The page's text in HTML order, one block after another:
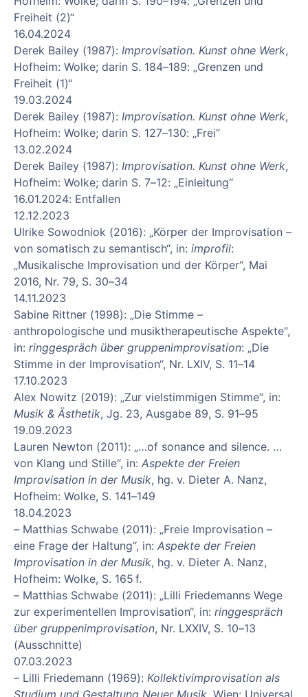
Freiheit (2)“
16.04.2024
Derek Bailey (1987): Improvisation. Kunst ohne Werk,
Hofheim: Wolke; darin S. 184–189: „Grenzen und
Freiheit (1)“
19.03.2024
Derek Bailey (1987): Improvisation. Kunst ohne Werk,
Hofheim: Wolke; darin S. 127–130: „Frei“
13.02.2024
Derek Bailey (1987): Improvisation. Kunst ohne Werk,
Hofheim: Wolke; darin S. 7–12: „Einleitung“
16.01.2024: Entfallen
12.12.2023
Ulrike Sowodniok (2016): „Körper der Improvisation –
von somatisch zu semantisch“, in: improfil:
„Musikalische Improvisation und der Körper“, Mai
2016, Nr. 79, S. 30–34
14.11.2023
Sabine Rittner (1998): „Die Stimme –
anthropologische und musiktherapeutische Aspekte“,
in: ringgespräch über gruppenimprovisation: „Die
Stimme in der Improvisation“, Nr. LXIV, S. 11–14
17.10.2023
Alex Nowitz (2019): „Zur vielstimmigen Stimme“, in:
Musik & Ästhetik, Jg. 23, Ausgabe 89, S. 91–95
19.09.2023
Lauren Newton (2011): „…of sonance and silence. …
von Klang und Stille“, in: Aspekte der Freien
Improvisation in der Musik, hg. v. Dieter A. Nanz,
Hofheim: Wolke, S. 141–149
18.04.2023
– Matthias Schwabe (2011): „Freie Improvisation –
eine Frage der Haltung“, in: Aspekte der Freien
Improvisation in der Musik, hg. v. Dieter A. Nanz,
Hofheim: Wolke, S. 165 f.
– Matthias Schwabe (2011): „Lilli Friedemanns Wege
zur experimentellen Improvisation“, in: ringgespräch
über gruppenimprovisation, Nr. LXXIV, S. 10–13
(Ausschnitte)
07.03.2023
– Lilli Friedemann (1969): Kollektivimprovisation als
Studium und Gestaltung Neuer Musik , Wien: Universal